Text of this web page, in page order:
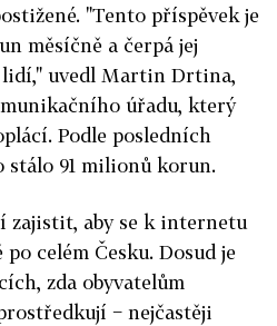
"Tento příspěvek je
měsíčně a čerpá jej
uvedl Martin Drtina,
úřadu, který
Podle posledních
stálo 91 milionů korun.
zajistit, aby se k internetu
celém Česku. Dosud je
zda obyvatelům
− nejčastěji